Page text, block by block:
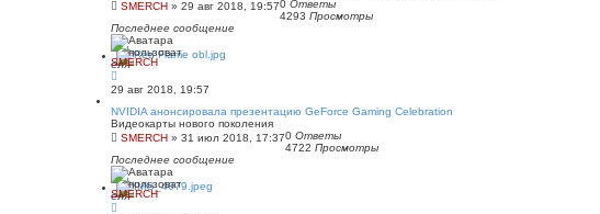
SMERCH » 29 авг 2018, 19:570 Ответы
4293 Просмотры
Последнее сообщение
SMERCH
29 авг 2018, 19:57
NVIDIA анонсировала презентацию GeForce Gaming Celebration
Видеокарты нового поколения
SMERCH » 31 июл 2018, 17:370 Ответы
4722 Просмотры
Последнее сообщение
SMERCH